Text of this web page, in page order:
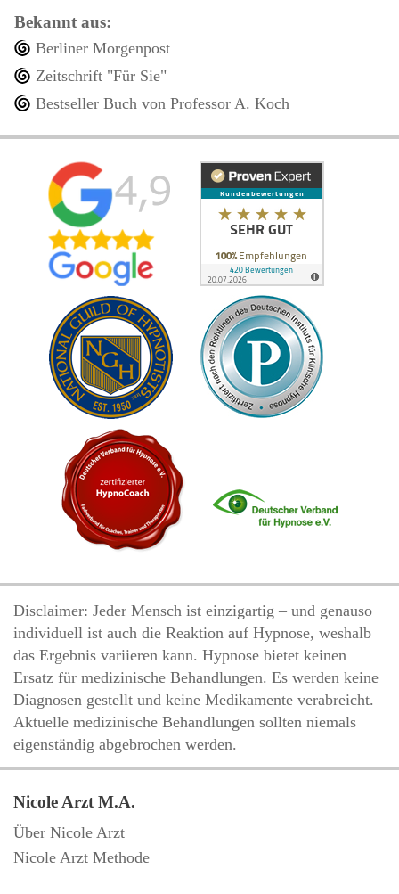
Bekannt aus:
Berliner Morgenpost
Zeitschrift "Für Sie"
Bestseller Buch von Professor A. Koch
Disclaimer: Jeder Mensch ist einzigartig – und genauso
individuell ist auch die Reaktion auf Hypnose, weshalb
das Ergebnis variieren kann. Hypnose bietet keinen
Ersatz für medizinische Behandlungen. Es werden keine
Diagnosen gestellt und keine Medikamente verabreicht.
Aktuelle medizinische Behandlungen sollten niemals
eigenständig abgebrochen werden.
Nicole Arzt M.A.
Über Nicole Arzt
Nicole Arzt Methode